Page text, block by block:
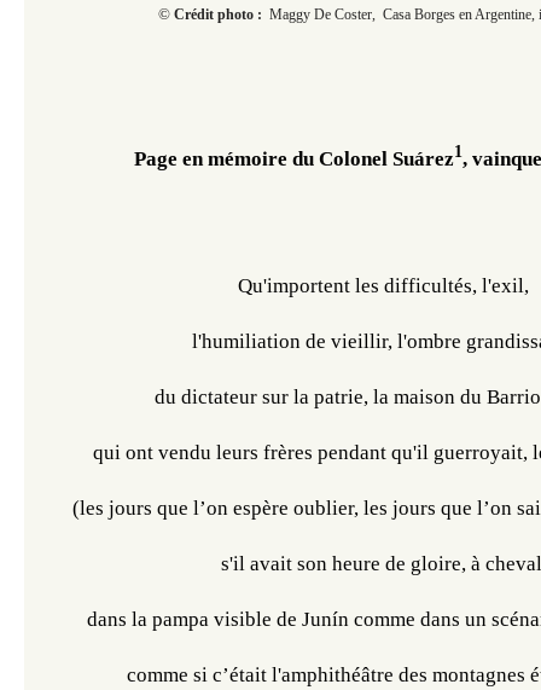
© ​​​​​​ Crédit photo : Maggy De Coster, Casa Borges en Argentine,
Page en mémoire du Colonel Suárez1,
Qu'importent les difficultés, l'exil,
l'humiliation de vieillir, l'ombre
du dictateur sur la patrie, la maison du
qui ont vendu leurs frères pendant qu'il guerroyait,
(les jours que l’on espère oublier, les jours que l’on
s'il avait son heure de gloire, à
dans la pampa visible de Junín comme dans un
comme si c’était l'amphithéâtre des montagnes